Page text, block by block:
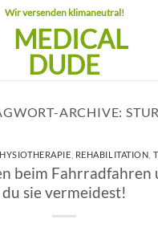
Wir versenden klimaneutral!
ARCHIVE:
REHABILITATION
beim Fahrradfahren
du sie vermeidest!